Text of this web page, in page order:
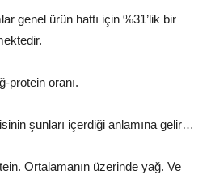
genel ürün hattı için %31’lik bir
protein oranı.
şunları içerdiği anlamına gelir…
Ortalamanın üzerinde yağ. Ve